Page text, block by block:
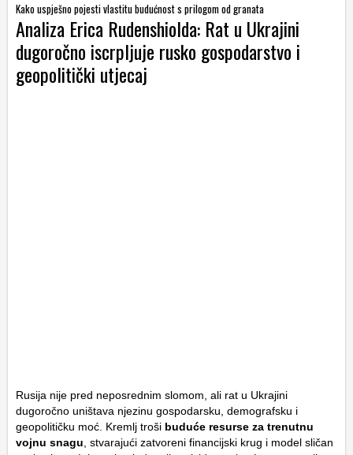
Kako uspješno pojesti vlastitu budućnost s prilogom od granata
Analiza Erica Rudenshiolda: Rat u Ukrajini
dugoročno iscrpljuje rusko gospodarstvo i
geopolitički utjecaj
Rusija nije pred neposrednim slomom, ali rat u Ukrajini
dugoročno uništava njezinu gospodarsku, demografsku i
geopolitičku moć. Kremlj troši buduće resurse za trenutnu
vojnu snagu , stvarajući zatvoreni financijski krug i model sličan